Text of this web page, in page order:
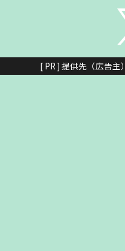
[ PR ] 提供先（広告